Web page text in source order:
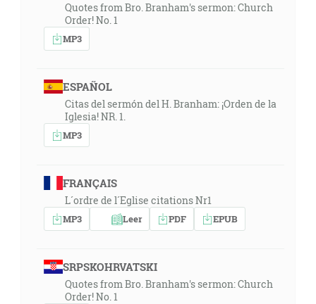
Quotes from Bro. Branham's sermon: Church
Order! No. 1
MP3
ESPAÑOL
Citas del sermón del H. Branham: ¡Orden de la
Iglesia! NR. 1.
MP3
FRANÇAIS
L´ordre de l´Eglise citations Nr1
MP3 Leer PDF EPUB
SRPSKOHRVATSKI
Quotes from Bro. Branham's sermon: Church
Order! No. 1